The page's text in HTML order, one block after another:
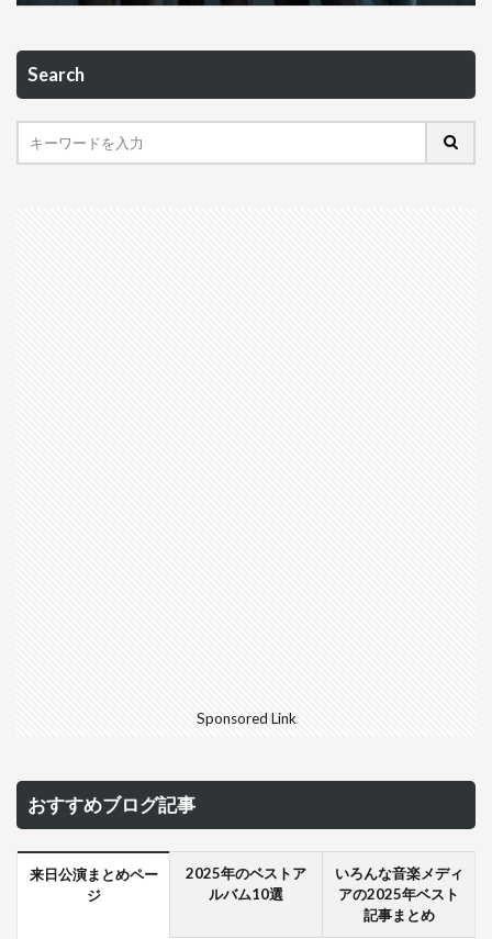
Search
Sponsored Link
おすすめブログ記事
来日公演まとめペー
ジ
2025年のベストア
ルバム10選
いろんな音楽メディ
アの2025年ベスト
記事まとめ